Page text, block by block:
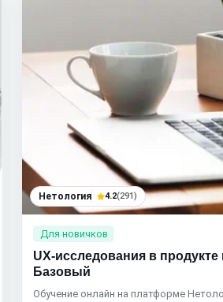
Нетология 4.2(291)
Для новичков
UX-исследования в продукте
Базовый
Обучение онлайн на платформе